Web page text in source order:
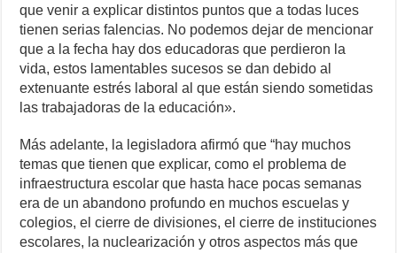
que venir a explicar distintos puntos que a todas luces
tienen serias falencias. No podemos dejar de mencionar
que a la fecha hay dos educadoras que perdieron la
vida, estos lamentables sucesos se dan debido al
extenuante estrés laboral al que están siendo sometidas
las trabajadoras de la educación».
Más adelante, la legisladora afirmó que “hay muchos
temas que tienen que explicar, como el problema de
infraestructura escolar que hasta hace pocas semanas
era de un abandono profundo en muchos escuelas y
colegios, el cierre de divisiones, el cierre de instituciones
escolares, la nuclearización y otros aspectos más que